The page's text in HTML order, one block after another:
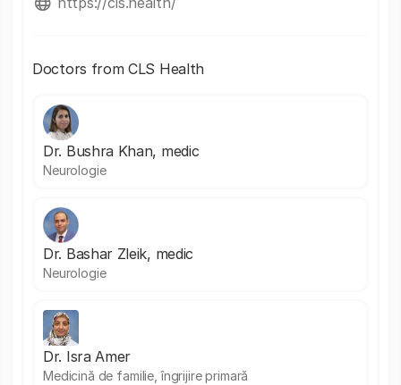
Doctors from CLS Health
Dr. Bushra Khan, medic
Neurologie
Dr. Bashar Zleik, medic
Neurologie
Dr. Isra Amer
Medicină de familie, îngrijire primară